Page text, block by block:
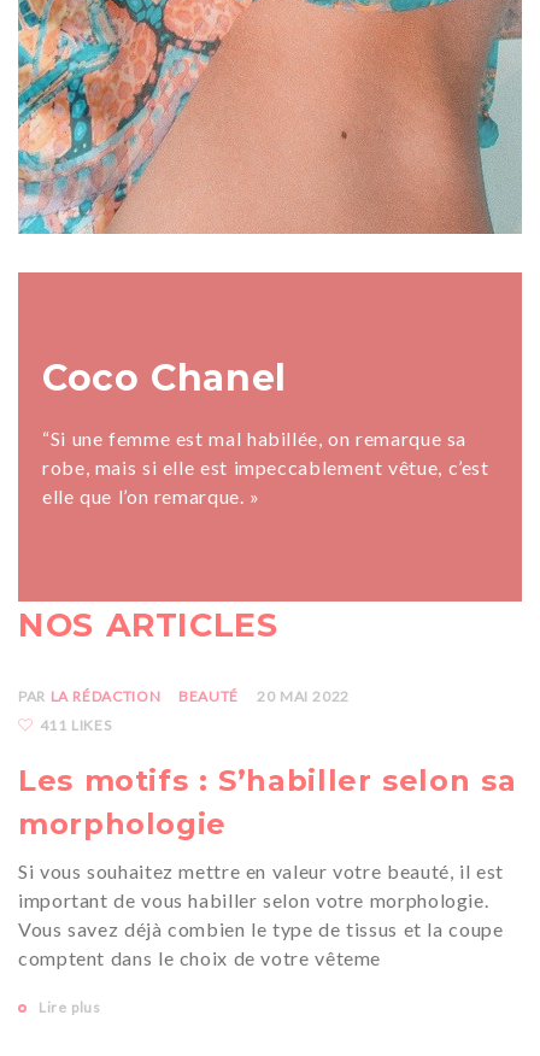
Coco Chanel
“Si une femme est mal habillée, on remarque sa
robe, mais si elle est impeccablement vêtue, c’est
elle que l’on remarque. »
NOS ARTICLES
PAR LA RÉDACTION BEAUTÉ
20 MAI 2022
411 LIKES
Les motifs : S’habiller selon sa
morphologie
Si vous souhaitez mettre en valeur votre beauté, il est
important de vous habiller selon votre morphologie.
Vous savez déjà combien le type de tissus et la coupe
comptent dans le choix de votre vêteme
Lire plus